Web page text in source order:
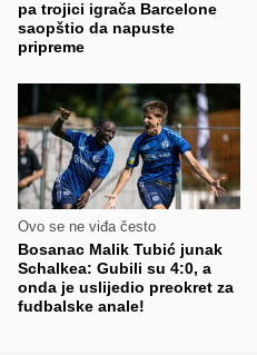
pa trojici igrača Barcelone
saopštio da napuste
pripreme
Ovo se ne viđa često
Bosanac Malik Tubić junak
Schalkea: Gubili su 4:0, a
onda je uslijedio preokret za
fudbalske anale!